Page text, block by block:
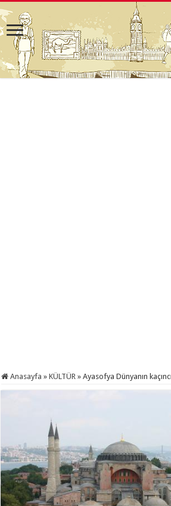
Anasayfa » KÜLTÜR » Ayasofya Dünyanın